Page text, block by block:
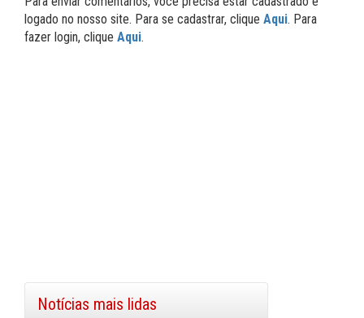
logado no nosso site. Para se cadastrar, clique Aqui. Para
fazer login, clique Aqui.
Notícias mais lidas